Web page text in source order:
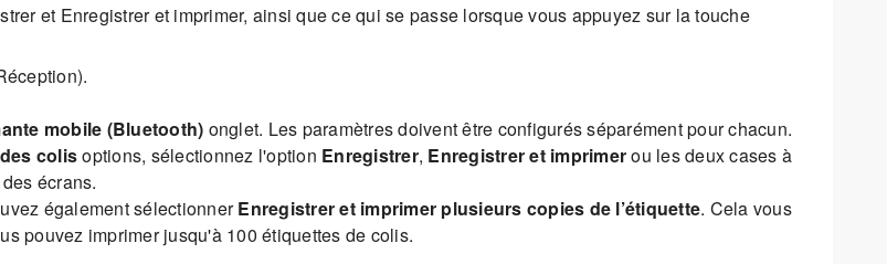
et Enregistrer et imprimer, ainsi que ce qui se passe lorsque vous appuyez sur la touche
mobile (Bluetooth) onglet. Les paramètres doivent être configurés séparément pour chacun.
colisoptions, sélectionnez l'option Enregistrer, Enregistrer et imprimerou les deux cases à
écrans.
également sélectionnerEnregistrer et imprimer plusieurs copies de l’étiquette. Cela vous
pouvez imprimer jusqu'à 100 étiquettes de colis.